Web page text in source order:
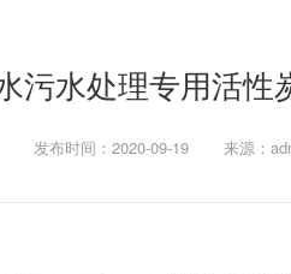
污水处理专用活性
发布时间：2020-09-19 来源：